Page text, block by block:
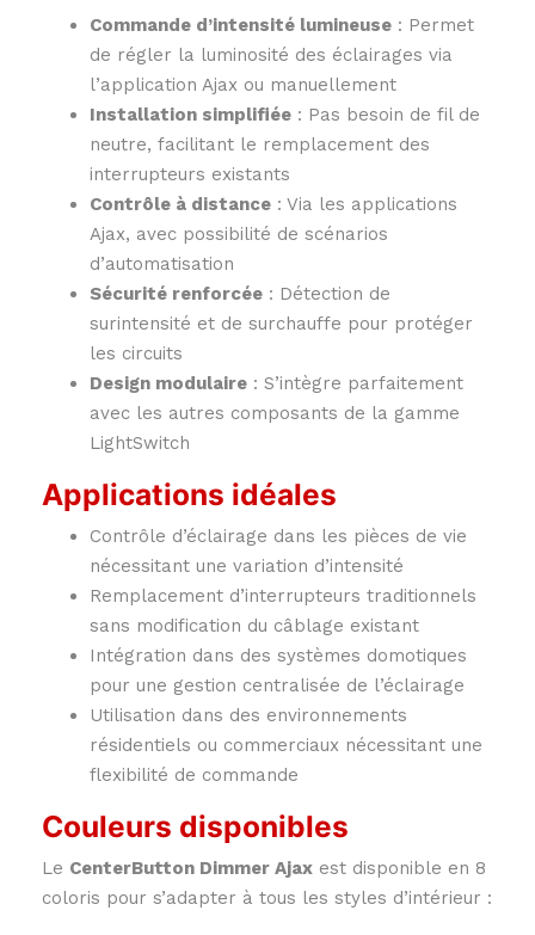
Commande d’intensité lumineuse : Permet
de régler la luminosité des éclairages via
l’application Ajax ou manuellement
Installation simplifiée : Pas besoin de fil de
neutre, facilitant le remplacement des
interrupteurs existants
Contrôle à distance : Via les applications
Ajax, avec possibilité de scénarios
d’automatisation
Sécurité renforcée : Détection de
surintensité et de surchauffe pour protéger
les circuits
Design modulaire : S’intègre parfaitement
avec les autres composants de la gamme
LightSwitch
Applications idéales
Contrôle d’éclairage dans les pièces de vie
nécessitant une variation d’intensité
Remplacement d’interrupteurs traditionnels
sans modification du câblage existant
Intégration dans des systèmes domotiques
pour une gestion centralisée de l’éclairage
Utilisation dans des environnements
résidentiels ou commerciaux nécessitant une
flexibilité de commande
Couleurs disponibles
Le CenterButton Dimmer Ajax est disponible en 8
coloris pour s’adapter à tous les styles d’intérieur :